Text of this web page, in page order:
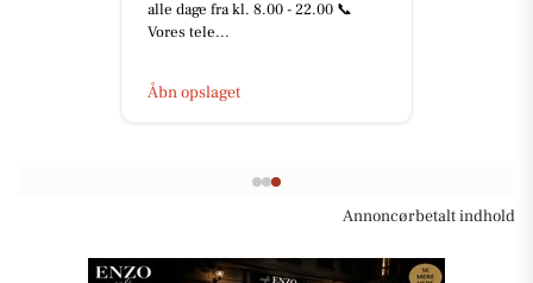
alle dage fra kl. 8.00 - 22.00 📞
Vores tele...
Åbn opslaget
Annoncørbetalt indhold